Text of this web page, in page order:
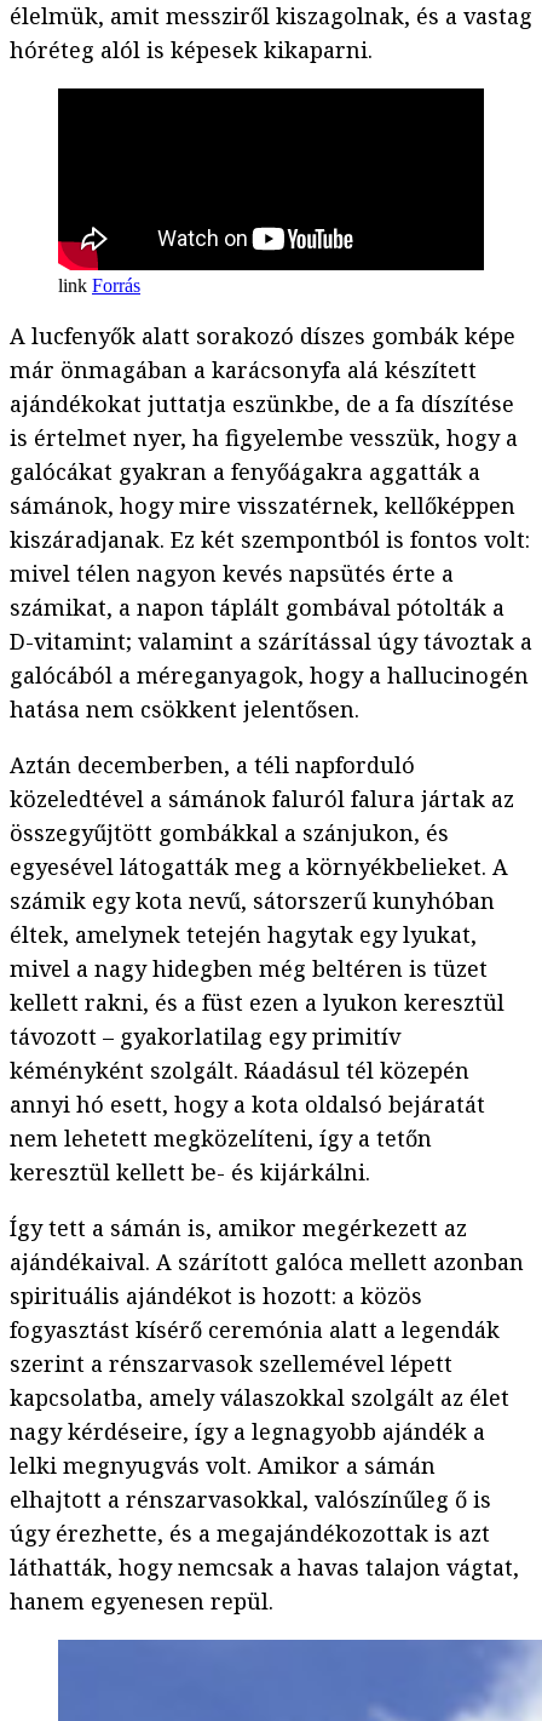
élelmük, amit messziről kiszagolnak, és a vastag
hóréteg alól is képesek kikaparni.
Forrás
A lucfenyők alatt sorakozó díszes gombák képe
már önmagában a karácsonyfa alá készített
ajándékokat juttatja eszünkbe, de a fa díszítése
is értelmet nyer, ha figyelembe vesszük, hogy a
galócákat gyakran a fenyőágakra aggatták a
sámánok, hogy mire visszatérnek, kellőképpen
kiszáradjanak. Ez két szempontból is fontos volt:
mivel télen nagyon kevés napsütés érte a
számikat, a napon táplált gombával pótolták a
D-vitamint; valamint a szárítással úgy távoztak a
galócából a méreganyagok, hogy a hallucinogén
hatása nem csökkent jelentősen.
Aztán decemberben, a téli napforduló
közeledtével a sámánok faluról falura jártak az
összegyűjtött gombákkal a szánjukon, és
egyesével látogatták meg a környékbelieket. A
számik egy kota nevű, sátorszerű kunyhóban
éltek, amelynek tetején hagytak egy lyukat,
mivel a nagy hidegben még beltéren is tüzet
kellett rakni, és a füst ezen a lyukon keresztül
távozott – gyakorlatilag egy primitív
kéményként szolgált. Ráadásul tél közepén
annyi hó esett, hogy a kota oldalsó bejáratát
nem lehetett megközelíteni, így a tetőn
keresztül kellett be- és kijárkálni.
Így tett a sámán is, amikor megérkezett az
ajándékaival. A szárított galóca mellett azonban
spirituális ajándékot is hozott: a közös
fogyasztást kísérő ceremónia alatt a legendák
szerint a rénszarvasok szellemével lépett
kapcsolatba, amely válaszokkal szolgált az élet
nagy kérdéseire, így a legnagyobb ajándék a
lelki megnyugvás volt. Amikor a sámán
elhajtott a rénszarvasokkal, valószínűleg ő is
úgy érezhette, és a megajándékozottak is azt
láthatták, hogy nemcsak a havas talajon vágtat,
hanem egyenesen repül.